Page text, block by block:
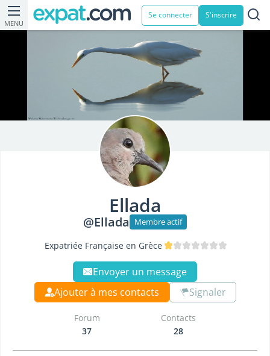
MENU
Se connecter S'inscrire
Ellada
@Ellada Membre actif
Expatriée Française en Grèce
Envoyer un message
Ajouter à mes contacts
Signaler
Forum
37
Contacts
28